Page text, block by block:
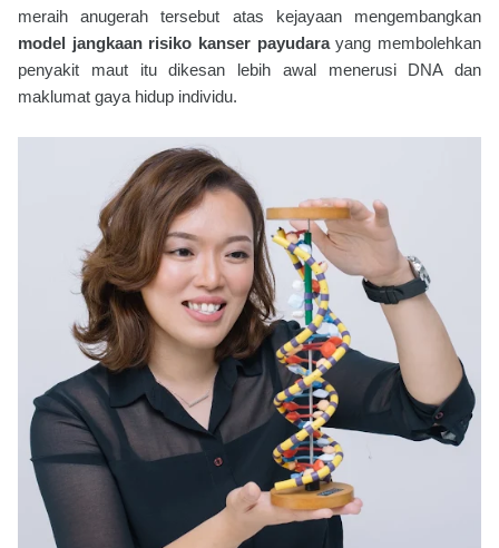
meraih anugerah tersebut atas kejayaan mengembangkan
model jangkaan risiko kanser payudarayang membolehkan
penyakit maut itu dikesan lebih awal menerusi DNA dan
maklumat gaya hidup individu.